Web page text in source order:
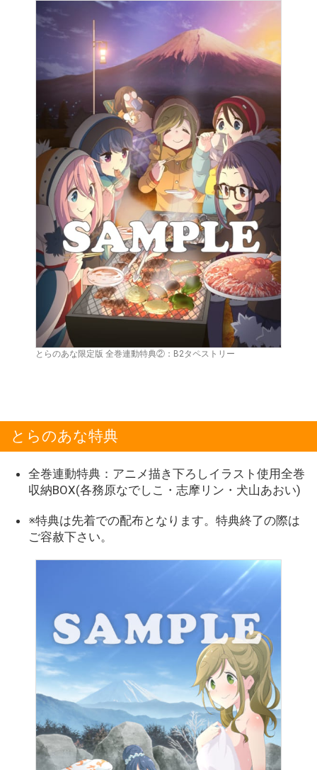
とらのあな限定版 全巻連動特典②：B2タペストリー
とらのあな特典
全巻連動特典：アニメ描き下ろしイラスト使用全巻
収納BOX(各務原なでしこ・志摩リン・犬山あおい)
※特典は先着での配布となります。特典終了の際は
ご容赦下さい。